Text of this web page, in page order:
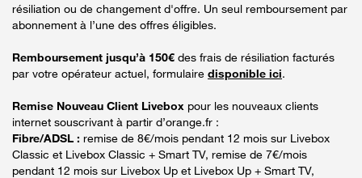
résiliation ou de changement d'offre. Un seul remboursement par
abonnement à l’une des offres éligibles.
Remboursement jusqu’à 150€ des frais de résiliation facturés
par votre opérateur actuel, formulaire disponible ici.
Remise Nouveau Client Livebox pour les nouveaux clients
internet souscrivant à partir d’orange.fr :
Fibre/ADSL : remise de 8€/mois pendant 12 mois sur Livebox
Classic et Livebox Classic + Smart TV, remise de 7€/mois
pendant 12 mois sur Livebox Up et Livebox Up + Smart TV,